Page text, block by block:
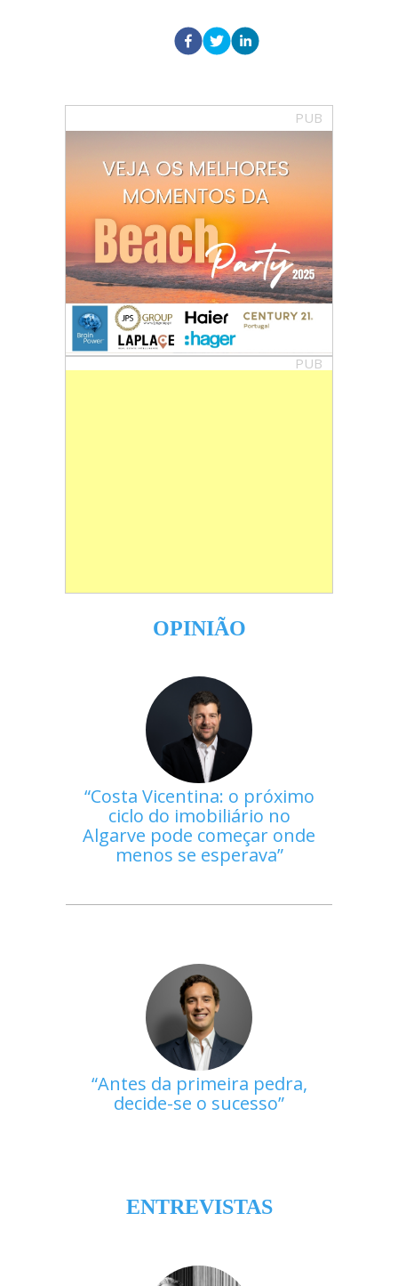
PUB
PUB
OPINIÃO
Costa Vicentina: o próximo
ciclo do imobiliário no
Algarve pode começar onde
menos se esperava
Antes da primeira pedra,
decide-se o sucesso
ENTREVISTAS